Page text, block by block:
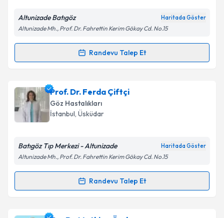
Altunizade Batıgöz Haritada Göster
Altunizade Mh., Prof. Dr. Fahrettin Kerim Gökay Cd. No.15
Randevu Talep Et
Randevu Takvimi Talebi
Op. Dr. Dilhan Gönençiçin randevu takvimi talebi
oluşturun. Size bu uzmandan randevu almanız için bir
takvim hazırlandığında e-posta ile bilgilendireceğiz.
Kişisel verilerimin işlenmesine ilişkin
Metni'ni okudum ve kişisel verilerimin belirtilen
Prof. Dr. Ferda Çiftçi
Göz Hastalıkları
İstanbul, Üsküdar
Batıgöz Tıp Merkezi - Altunizade Haritada Göster
Altunizade Mh., Prof. Dr. Fahrettin Kerim Gökay Cd. No.15
Randevu Talep Et
Randevu Takvimi Talebi